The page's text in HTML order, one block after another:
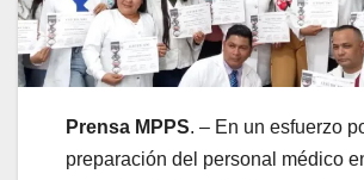
Prensa MPPS. – En un esfuerzo
preparación del personal médico